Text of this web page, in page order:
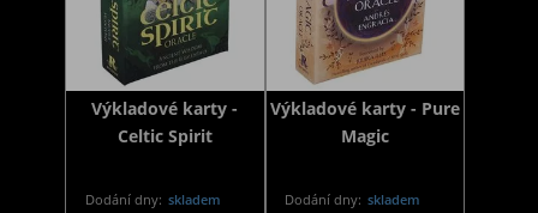
Výkladové karty -
Celtic Spirit
Dodání dny: skladem
Výkladové karty - Pure
Magic
Dodání dny: skladem